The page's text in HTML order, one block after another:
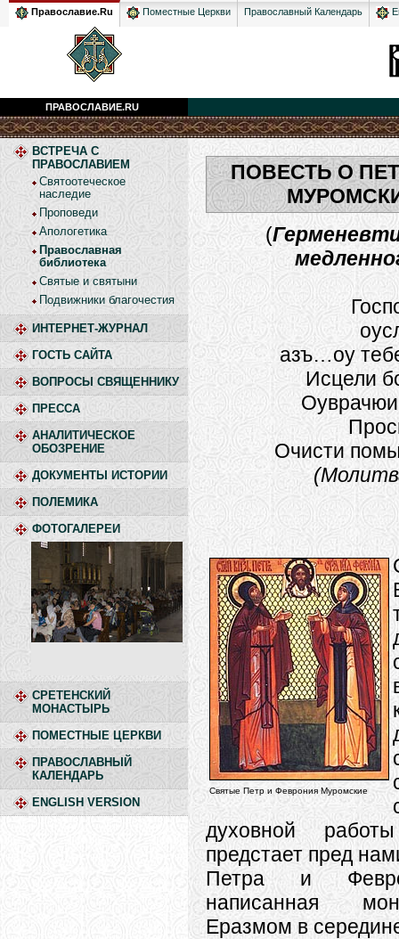
Православие.Ru Поместные Церкви Православный Календарь
ПРАВОСЛАВИЕ.RU
ВСТРЕЧА С
ПРАВОСЛАВИЕМ
Святоотеческое
наследие
Проповеди
Апологетика
Православная
библиотека
Святые и святыни
Подвижники благочестия
ИНТЕРНЕТ-ЖУРНАЛ
ГОСТЬ САЙТА
ВОПРОСЫ СВЯЩЕННИКУ
ПРЕССА
АНАЛИТИЧЕСКОЕ
ОБОЗРЕНИЕ
ДОКУМЕНТЫ ИСТОРИИ
ПОЛЕМИКА
ФОТОГАЛЕРЕИ
СРЕТЕНСКИЙ
МОНАСТЫРЬ
ПОМЕСТНЫЕ ЦЕРКВИ
ПРАВОСЛАВНЫЙ
КАЛЕНДАРЬ
ENGLISH VERSION
ПОВЕСТЬ О
(
азъ…оу
Исцели
Очисти
Святые Петр и Феврония Муромские
духовной
предстает пред
Петра и
написанная
Еразмом в